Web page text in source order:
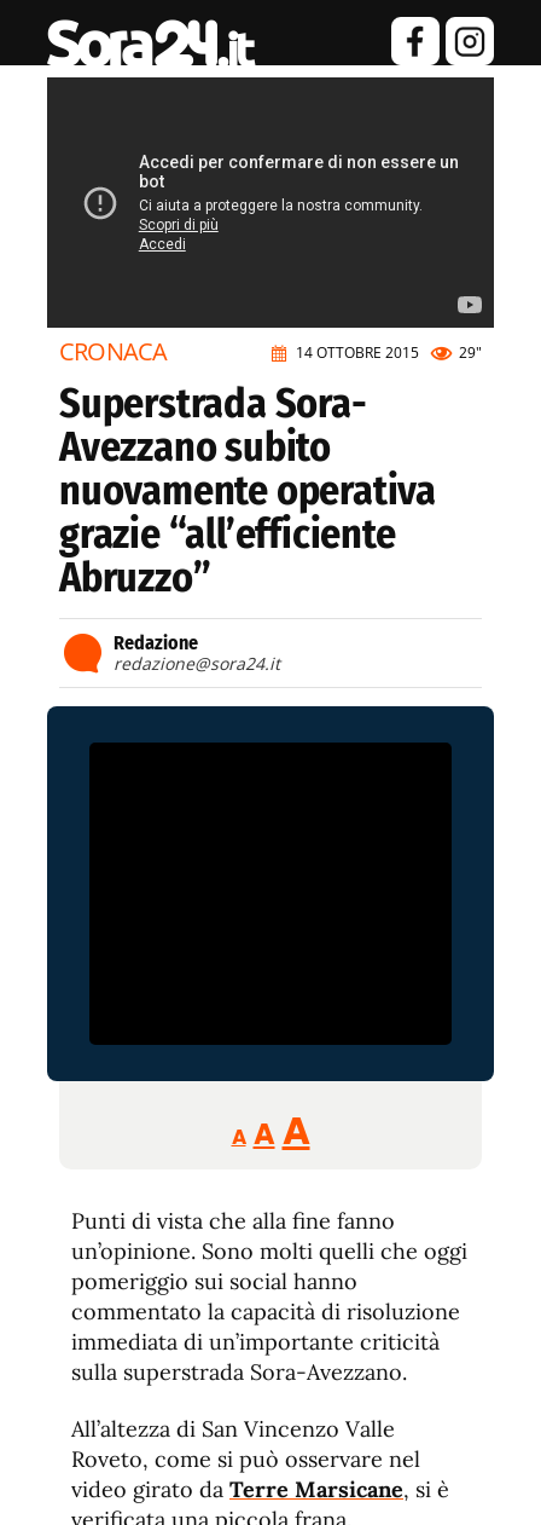
14 OTTOBRE 2015 29"
CRONACA
Superstrada Sora-
Avezzano subito
nuovamente operativa
grazie “all’efficiente
Abruzzo”
Redazione
redazione@sora24.it
A
Reducir
tamaño
A Restablecer
tamaño
de
fuente
AAumentar
de
fuente.
Punti di vista che alla fine fanno
un’opinione. Sono molti quelli che oggi
pomeriggio sui social hanno
commentato la capacità di risoluzione
immediata di un’importante criticità
sulla superstrada Sora-Avezzano.
All’altezza di San Vincenzo Valle
Roveto, come si può osservare nel
video girato da Terre Marsicane, si è